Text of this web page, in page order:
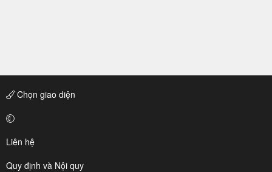
Chọn giao diện
Liên hệ
Quy định và Nội quy